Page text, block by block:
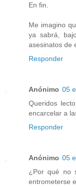
En fin.
Me imagino
ya sabrá,
asesinatos de
Responder
Anónimo 05
Queridos
encarcelar a
Responder
Anónimo 05
¿Por qué no
entrometerse